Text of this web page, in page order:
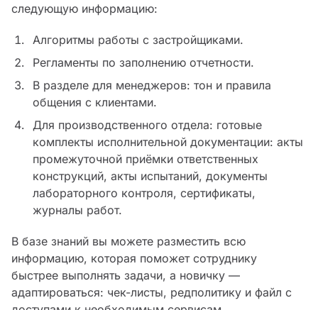
следующую информацию:
Алгоритмы работы с застройщиками.
Регламенты по заполнению отчетности.
В разделе для менеджеров: тон и правила
общения с клиентами.
Для производственного отдела: готовые
комплекты исполнительной документации: акты
промежуточной приёмки ответственных
конструкций, акты испытаний, документы
лабораторного контроля, сертификаты,
журналы работ.
В базе знаний вы можете разместить всю
информацию, которая поможет сотруднику
быстрее выполнять задачи, а новичку —
адаптироваться: чек-листы, редполитику и файл с